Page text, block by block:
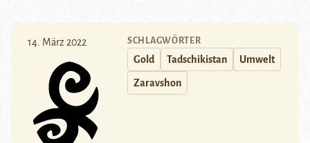
14. März 2022 SCHLAGWÖRTER
Gold Tadschikistan Umwelt
Zaravshon